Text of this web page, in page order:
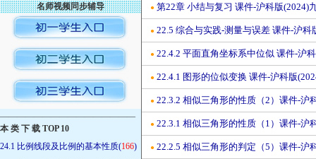
名师视频同步辅导
————————————————
本 类 下 载 TOP 10
24.1 比例线段及比例的基本性质(166)
● 第22章 小结与复习 课件-沪科版(2024)
● 22.5 综合与实践-测量与误差 课件-沪科
● 22.4.2 平面直角坐标系中位似 课件-沪
● 22.4.1 图形的位似变换 课件-沪科版
● 22.3.2 相似三角形的性质（2）课件-沪
● 22.3.1 相似三角形的性质（1）课件-沪
● 22.2.5 相似三角形的判定（5）课件-沪